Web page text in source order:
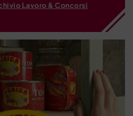
Lavoro & Concorsi